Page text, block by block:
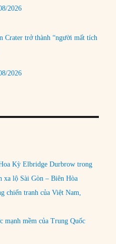
2026
Crater trở thành “người mất tích
2026
Kỳ Elbridge Durbrow trong
xa lộ Sài Gòn – Biên Hòa
chiến tranh của Việt Nam,
mạnh mềm của Trung Quốc